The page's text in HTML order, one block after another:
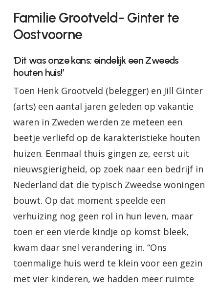
Familie Grootveld- Ginter te
Oostvoorne
‘Dit was onze kans; eindelijk een Zweeds
houten huis!’
Toen Henk Grootveld (belegger) en Jill Ginter
(arts) een aantal jaren geleden op vakantie
waren in Zweden werden ze meteen een
beetje verliefd op de karakteristieke houten
huizen. Eenmaal thuis gingen ze, eerst uit
nieuwsgierigheid, op zoek naar een bedrijf in
Nederland dat die typisch Zweedse woningen
bouwt. Op dat moment speelde een
verhuizing nog geen rol in hun leven, maar
toen er een vierde kindje op komst bleek,
kwam daar snel verandering in. “Ons
toenmalige huis werd te klein voor een gezin
met vier kinderen, we hadden meer ruimte